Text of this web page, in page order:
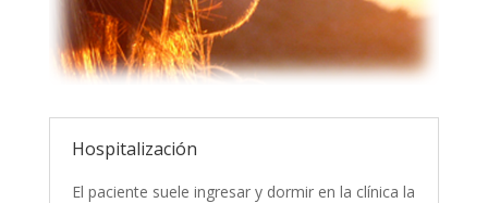
Hospitalización
El paciente suele ingresar y dormir en la clínica la